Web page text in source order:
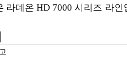
라데온 HD 7000 시리즈 라